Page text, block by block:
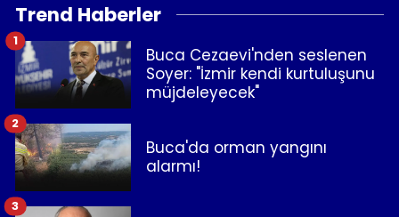
Trend Haberler
Buca Cezaevi'nden seslenen
Soyer: "İzmir kendi kurtuluşunu
müjdeleyecek"
1
Buca'da orman yangını
alarmı!
2
3